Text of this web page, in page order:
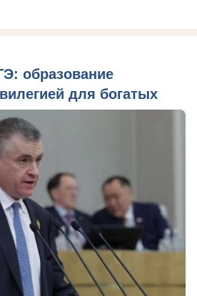
образование
для богатых